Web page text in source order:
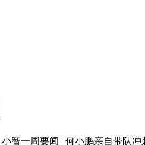
小智一周要闻 | 何小鹏亲自带队冲